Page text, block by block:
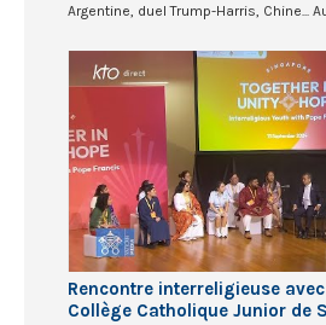
Argentine, duel Trump-Harris, Chine...
Rencontre interreligieuse
Collège Catholique Junior de